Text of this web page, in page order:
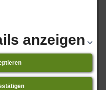
anzeigen
N O P Q R S T U V W X Y